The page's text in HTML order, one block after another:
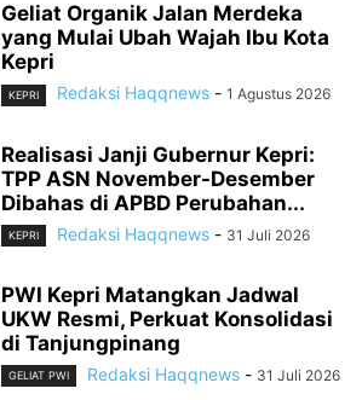
Geliat Organik Jalan Merdeka
yang Mulai Ubah Wajah Ibu Kota
Kepri
KEPRI Redaksi Haqqnews - 1 Agustus 2026
Realisasi Janji Gubernur Kepri:
TPP ASN November-Desember
Dibahas di APBD Perubahan...
KEPRI Redaksi Haqqnews - 31 Juli 2026
PWI Kepri Matangkan Jadwal
UKW Resmi, Perkuat Konsolidasi
di Tanjungpinang
GELIAT PWI Redaksi Haqqnews - 31 Juli 2026